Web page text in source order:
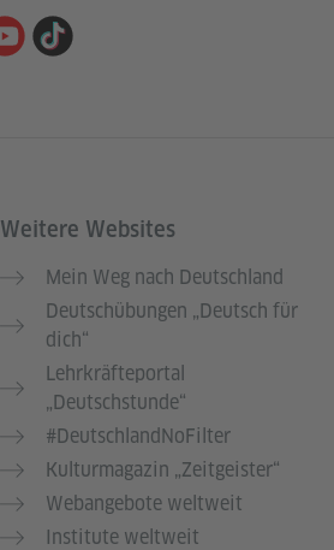
Weitere Websites
Mein Weg nach Deutschland
Deutschübungen „Deutsch für
dich“
Lehrkräfteportal
„Deutschstunde“
#DeutschlandNoFilter
Kulturmagazin „Zeitgeister“
Webangebote weltweit
Institute weltweit